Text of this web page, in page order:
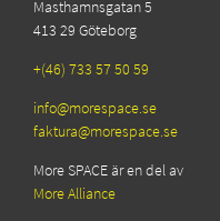
Masthamnsgatan 5
413 29 Göteborg
+(46) 733 57 50 59
info@morespace.se
faktura@morespace.se
More SPACE är en del av
More Alliance